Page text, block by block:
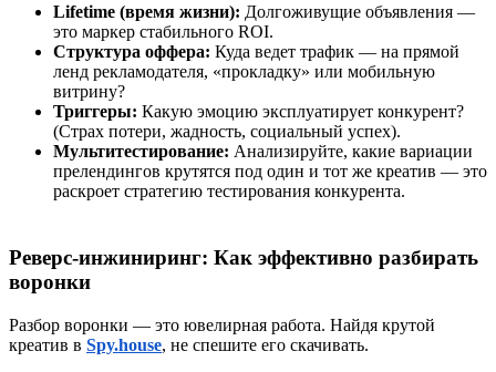
Lifetime (время жизни): Долгоживущие объявления —
это маркер стабильного ROI.
Структура оффера: Куда ведет трафик — на прямой
ленд рекламодателя, «прокладку» или мобильную
витрину?
Триггеры: Какую эмоцию эксплуатирует конкурент?
(Страх потери, жадность, социальный успех).
Мультитестирование: Анализируйте, какие вариации
прелендингов крутятся под один и тот же креатив — это
раскроет стратегию тестирования конкурента.
Реверс-инжиниринг: Как эффективно разбирать
воронки
Разбор воронки — это ювелирная работа. Найдя крутой
креатив в Spy.house, не спешите его скачивать.